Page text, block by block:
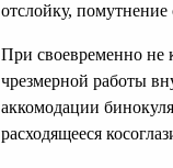
отслойку, помутнение
При своевременно не
чрезмерной работы
аккомодации
расходящееся